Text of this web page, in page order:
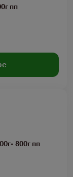
пп
800г пп